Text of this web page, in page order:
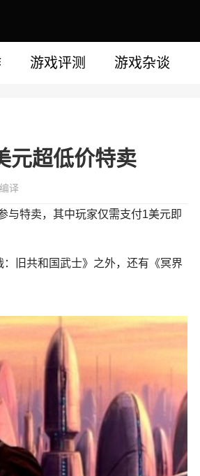
游戏评测 游戏杂谈
元超低价特卖
译
与特卖，其中玩家仅需支付1美元即
旧共和国武士》之外，还有《冥界